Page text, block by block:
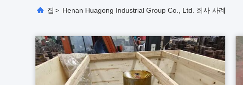
집 > Henan Huagong Industrial Group Co., Ltd. 회사 사례